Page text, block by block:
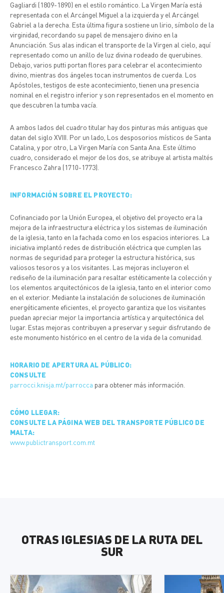
Gagliardi (1809-1890) en el estilo romántico. La Virgen María está
representada con el Arcángel Miguel a la izquierda y el Arcángel
Gabriel a la derecha. Esta última figura sostiene un lirio, símbolo de la
virginidad, recordando su papel de mensajero divino en la
Anunciación. Sus alas indican el transporte de la Virgen al cielo, aquí
representado como un anillo de luz divina rodeado de querubines.
Debajo, varios putti portan flores para celebrar el acontecimiento
divino, mientras dos ángeles tocan instrumentos de cuerda. Los
Apóstoles, testigos de este acontecimiento, tienen una presencia
nominal en el registro inferior y son representados en el momento en
que descubren la tumba vacía.
A ambos lados del cuadro titular hay dos pinturas más antiguas que
datan del siglo XVIII. Por un lado, Los desposorios místicos de Santa
Catalina, y por otro, La Virgen María con Santa Ana. Este último
cuadro, considerado el mejor de los dos, se atribuye al artista maltés
Francesco Zahra (1710-1773).
INFORMACIÓN SOBRE EL PROYECTO:
Cofinanciado por la Unión Europea, el objetivo del proyecto era la
mejora de la infraestructura eléctrica y los sistemas de iluminación
de la iglesia, tanto en la fachada como en los espacios interiores. La
iniciativa implantó redes de distribución eléctrica que cumplen las
normas de seguridad para proteger la estructura histórica, sus
valiosos tesoros y a los visitantes. Las mejoras incluyeron el
rediseño de la iluminación para resaltar estéticamente la colección y
los elementos arquitectónicos de la iglesia, tanto en el interior como
en el exterior. Mediante la instalación de soluciones de iluminación
energéticamente eficientes, el proyecto garantiza que los visitantes
puedan apreciar mejor la importancia artística y arquitectónica del
lugar. Estas mejoras contribuyen a preservar y seguir disfrutando de
este monumento histórico en el centro de la vida de la comunidad.
HORARIO DE APERTURA AL PÚBLICO:
CONSULTE
parrocci.knisja.mt/parrocca para obtener más información.
CÓMO LLEGAR:
CONSULTE LA PÁGINA WEB DEL TRANSPORTE PÚBLICO DE
MALTA:
www.publictransport.com.mt
OTRAS IGLESIAS DE LA RUTA DEL
SUR